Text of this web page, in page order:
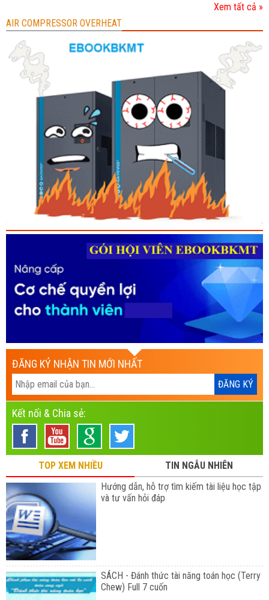
Xem tất cả »
AIR COMPRESSOR OVERHEAT
ĐĂNG KÝ NHẬN TIN MỚI NHẤT
Kết nối & Chia sẻ:
TOP XEM NHIỀU
TIN NGẪU NHIÊN
Hướng dẫn, hỗ trợ tìm kiếm tài liệu học tập
và tư vấn hỏi đáp
SÁCH - Đánh thức tài năng toán học (Terry
Chew) Full 7 cuốn